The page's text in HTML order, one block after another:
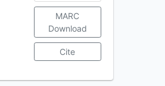
MARC
Download
Cite